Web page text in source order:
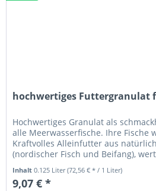
hochwertiges Futtergranulat
Hochwertiges Granulat als
alle Meerwasserfische. Ihre Fische
Kraftvolles Alleinfutter aus
(nordischer Fisch und Beifang),
Inhalt0.125 Liter(72,56 € * / 1 Liter)
9,07 € *